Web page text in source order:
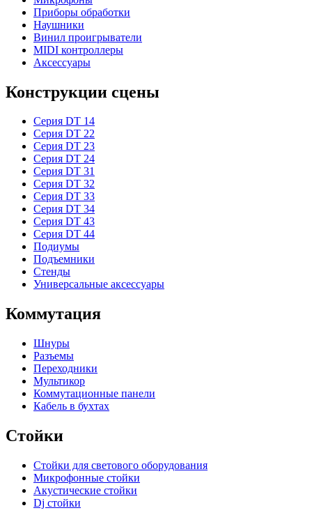
Приборы обработки
Наушники
Винил проигрыватели
MIDI контроллеры
Аксессуары
Конструкции сцены
Серия DT 14
Серия DT 22
Серия DT 23
Серия DT 24
Серия DT 31
Серия DT 32
Серия DT 33
Серия DT 34
Серия DT 43
Серия DT 44
Подиумы
Подъемники
Стенды
Универсальные аксессуары
Коммутация
Шнуры
Разъемы
Переходники
Мультикор
Коммутационные панели
Кабель в бухтах
Стойки
Стойки для светового оборудования
Микрофонные стойки
Акустические стойки
Dj стойки